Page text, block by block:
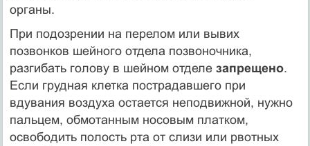
органы.
При подозрении на перелом или вывих
позвонков шейного отдела позвоночника,
разгибать голову в шейном отделе запрещено.
Если грудная клетка пострадавшего при
вдувания воздуха остается неподвижной, нужно
пальцем, обмотанным носовым платком,
освободить полость рта от слизи или рвотных